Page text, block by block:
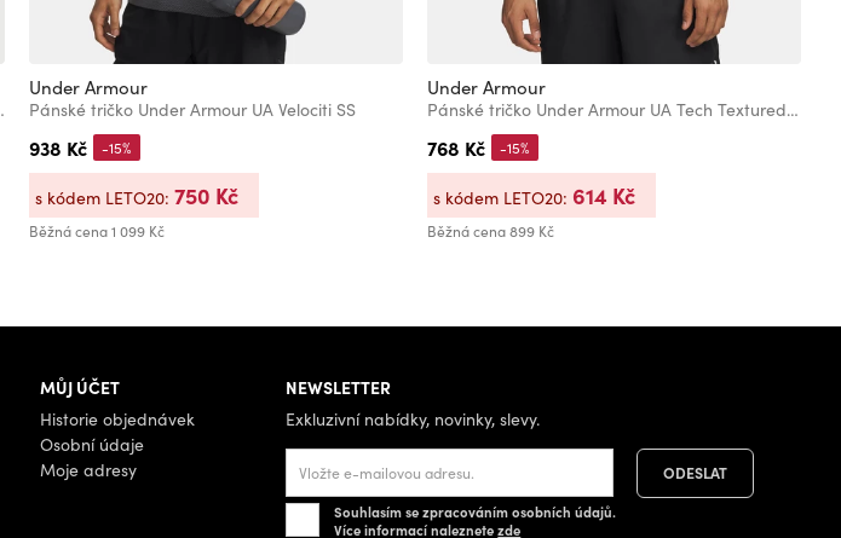
Chest Ss
Under Armour
Pánské tričko Under Armour UA Velociti SS
938 Kč
Běžná cena1 099 Kč
-15%
s kódem LETO20: 750 Kč
Under Armour
Pánské tričko Under Armour UA Tech Textured SS-BLK
768 Kč
Běžná cena899 Kč
-15%
s kódem LETO20: 614 Kč
MŮJ ÚČET
Historie objednávek
Osobní údaje
Moje adresy
NEWSLETTER
Exkluzivní nabídky, novinky, slevy.
Souhlasím se zpracováním osobních údajů.
Více informací naleznetezde